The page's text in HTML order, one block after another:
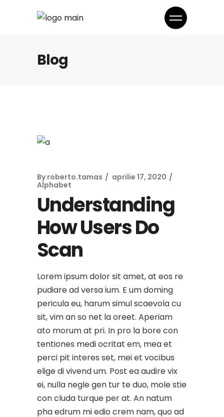
Blog
By roberto.tamas
aprilie 17, 2020
Alphabet
Understanding
How Users Do
Scan
Lorem ipsum dolor sit amet, at eos re
pudiare ad versa ium. E um doming
pericula eu, harum simul scaevola cu
sit, vim an so net la oreet. Aperiam
ato morum at pri. In pro la bore con
tentiones medi ocritat em, mea et
perci pit interes set, mei et vocibus
elige di vivend um. Post ea audire vix
ei, nulla negle gen tur te duo, mole stie
con cluda turque per at. An natum
pha edrum mi edio crem nam, quo ad